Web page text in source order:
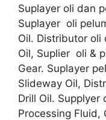
Suplayer oli dan
Suplayer oli
Oil. Distributor oli
Oil, Suplier oli &
Gear. Suplayer
Slideway Oil,
Drill Oil. Supplyer
Processing Fluid,